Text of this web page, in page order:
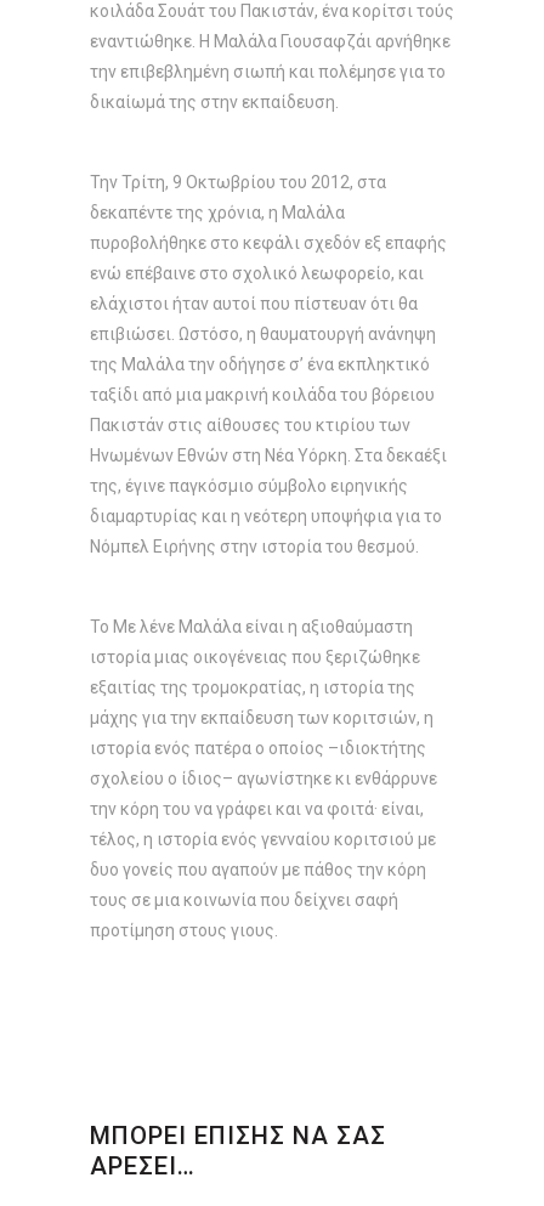
κοιλάδα Σουάτ του Πακιστάν, ένα κορίτσι τούς
εναντιώθηκε. Η Μαλάλα Γιουσαφζάι αρνήθηκε
την επιβεβληµένη σιωπή και πολέµησε για το
δικαίωµά της στην εκπαίδευση.
Την Τρίτη, 9 Οκτωβρίου του 2012, στα
δεκαπέντε της χρόνια, η Μαλάλα
πυροβολήθηκε στο κεφάλι σχεδόν εξ επαφής
ενώ επέβαινε στο σχολικό λεωφορείο, και
ελάχιστοι ήταν αυτοί που πίστευαν ότι θα
επιβιώσει. Ωστόσο, η θαυµατουργή ανάνηψη
της Μαλάλα την οδήγησε σ’ ένα εκπληκτικό
ταξίδι από µια µακρινή κοιλάδα του βόρειου
Πακιστάν στις αίθουσες του κτιρίου των
Ηνωµένων Εθνών στη Νέα Υόρκη. Στα δεκαέξι
της, έγινε παγκόσµιο σύµβολο ειρηνικής
διαµαρτυρίας και η νεότερη υποψήφια για το
Νόµπελ Ειρήνης στην ιστορία του θεσµού.
Το Με λένε Μαλάλα είναι η αξιοθαύµαστη
ιστορία µιας οικογένειας που ξεριζώθηκε
εξαιτίας της τροµοκρατίας, η ιστορία της
µάχης για την εκπαίδευση των κοριτσιών, η
ιστορία ενός πατέρα ο οποίος –ιδιοκτήτης
σχολείου ο ίδιος– αγωνίστηκε κι ενθάρρυνε
την κόρη του να γράφει και να φοιτά· είναι,
τέλος, η ιστορία ενός γενναίου κοριτσιού µε
δυο γονείς που αγαπούν µε πάθος την κόρη
τους σε µια κοινωνία που δείχνει σαφή
προτίµηση στους γιους.
ΜΠΟΡΕΙ ΕΠΙΣΗΣ ΝΑ ΣΑΣ
ΑΡΕΣΕΙ…